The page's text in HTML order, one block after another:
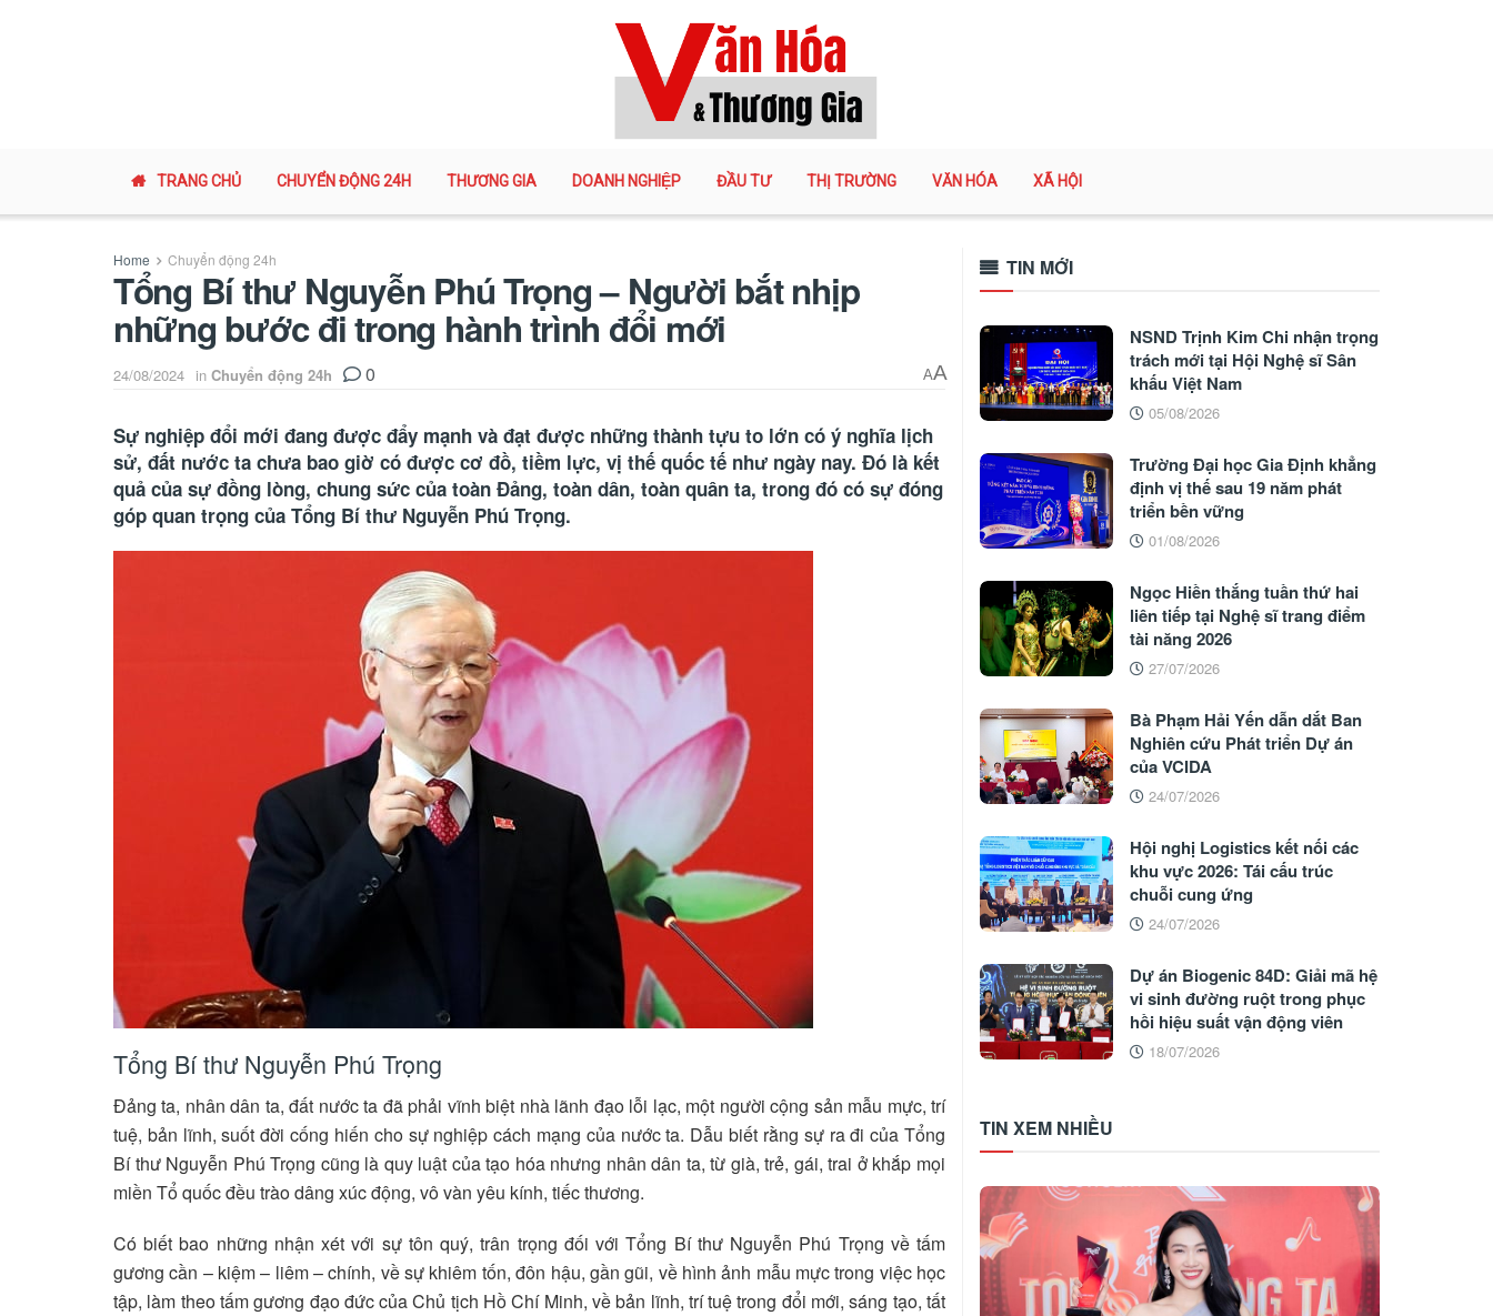
TRANG CHỦ CHUYỂN ĐỘNG 24H THƯƠNG GIA DOANH NGHIỆP ĐẦU TƯ THỊ TRƯỜNG VĂN HÓA XÃ HỘI
Home Chuyển động 24h
Tổng Bí thư Nguyễn Phú Trọng – Người bắt nhịp
những bước đi trong hành trình đổi mới
24/08/2024 in Chuyển động 24h 0 AA
Sự nghiệp đổi mới đang được đẩy mạnh và đạt được những thành tựu to lớn có ý nghĩa lịch
sử, đất nước ta chưa bao giờ có được cơ đồ, tiềm lực, vị thế quốc tế như ngày nay. Đó là kết
quả của sự đồng lòng, chung sức của toàn Đảng, toàn dân, toàn quân ta, trong đó có sự đóng
góp quan trọng của Tổng Bí thư Nguyễn Phú Trọng.
Tổng Bí thư Nguyễn Phú Trọng
Đảng ta, nhân dân ta, đất nước ta đã phải vĩnh biệt nhà lãnh đạo lỗi lạc, một người cộng sản mẫu mực, trí
tuệ, bản lĩnh, suốt đời cống hiến cho sự nghiệp cách mạng của nước ta. Dẫu biết rằng sự ra đi của Tổng
Bí thư Nguyễn Phú Trọng cũng là quy luật của tạo hóa nhưng nhân dân ta, từ già, trẻ, gái, trai ở khắp mọi
miền Tổ quốc đều trào dâng xúc động, vô vàn yêu kính, tiếc thương.
Có biết bao những nhận xét với sự tôn quý, trân trọng đối với Tổng Bí thư Nguyễn Phú Trọng về tấm
gương cần – kiệm – liêm – chính, về sự khiêm tốn, đôn hậu, gần gũi, về hình ảnh mẫu mực trong việc học
tập, làm theo tấm gương đạo đức của Chủ tịch Hồ Chí Minh, về bản lĩnh, trí tuệ trong đổi mới, sáng tạo, tất
TIN MỚI
NSND Trịnh Kim Chi nhận trọng
trách mới tại Hội Nghệ sĩ Sân
khấu Việt Nam
05/08/2026
Trường Đại học Gia Định khẳng
định vị thế sau 19 năm phát
triển bền vững
01/08/2026
Ngọc Hiền thắng tuần thứ hai
liên tiếp tại Nghệ sĩ trang điểm
tài năng 2026
27/07/2026
Bà Phạm Hải Yến dẫn dắt Ban
Nghiên cứu Phát triển Dự án
của VCIDA
24/07/2026
Hội nghị Logistics kết nối các
khu vực 2026: Tái cấu trúc
chuỗi cung ứng
24/07/2026
Dự án Biogenic 84D: Giải mã hệ
vi sinh đường ruột trong phục
hồi hiệu suất vận động viên
18/07/2026
TIN XEM NHIỀU